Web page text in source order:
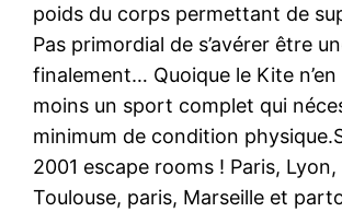
poids du corps permettant de
Pas primordial de s’avérer être
finalement… Quoique le Kite
moins un sport complet qui
minimum de condition
2001 escape rooms ! Paris,
Toulouse, paris, Marseille et